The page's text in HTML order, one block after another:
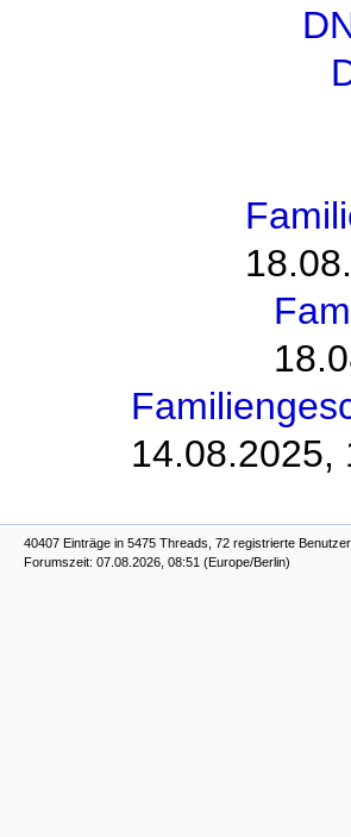
14.08.2025,
40407 Einträge in 5475 Threads, 72 registrierte
Forumszeit: 07.08.2026, 08:51 (Europe/Berlin)